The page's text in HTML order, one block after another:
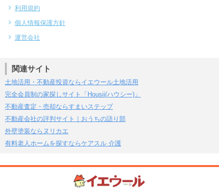
利用規約
個人情報保護方針
運営会社
関連サイト
土地活用・不動産投資ならイエウール土地活用
完全会員制の家探しサイト「Housii(ハウシー)」
不動産査定・売却ならすまいステップ
不動産会社の評判サイト｜おうちの語り部
外壁塗装ならヌリカエ
有料老人ホームを探すならケアスル 介護